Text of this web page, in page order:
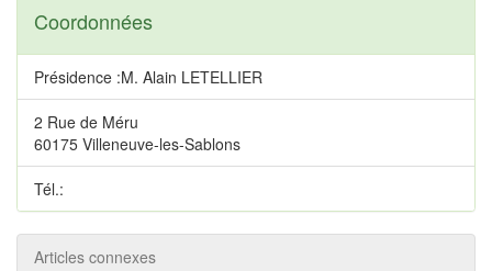
Coordonnées
Présidence :M. Alain LETELLIER
2 Rue de Méru
60175 Villeneuve-les-Sablons
Tél.:
Articles connexes